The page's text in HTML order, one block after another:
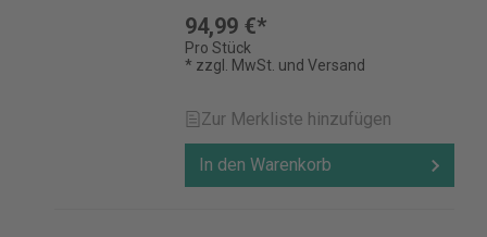
94,99 €*
Pro Stück
* zzgl. MwSt. und Versand
Zur Merkliste hinzufügen
In den Warenkorb